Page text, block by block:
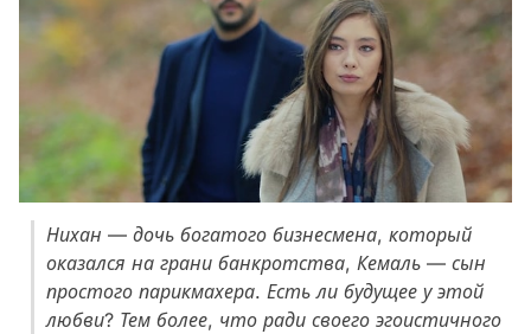
Нихан — дочь богатого бизнесмена, который
оказался на грани банкротства, Кемаль — сын
простого парикмахера. Есть ли будущее у этой
любви? Тем более, что ради своего эгоистичного